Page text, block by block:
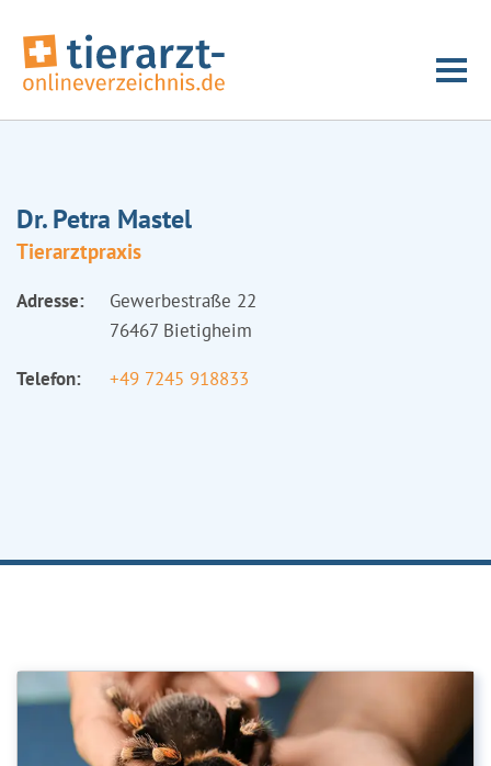
Dr. Petra Mastel
Tierarztpraxis
Adresse:
Gewerbestraße 22
76467 Bietigheim
Telefon:
+49 7245 918833